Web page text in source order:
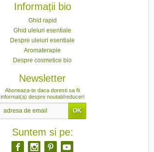
Informații bio
Ghid rapid
Ghid uleiuri esentiale
Despre uleiuri esentiale
Aromaterapie
Despre cosmetice bio
Newsletter
Aboneaza-te daca doresti sa fii
informat(a) despre noutati/reduceri
Suntem si pe: